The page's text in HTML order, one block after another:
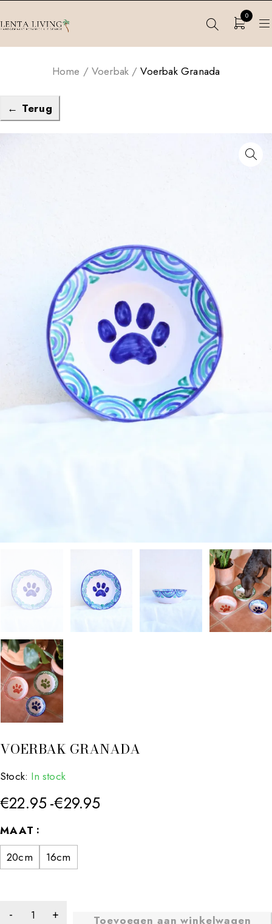
0
Home / Voerbak / Voerbak Granada
← Terug
VOERBAK GRANADA
Stock: In stock
€22.95-€29.95
MAAT
20cm
16cm
Toevoegen aan winkelwagen